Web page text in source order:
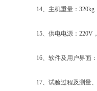
14、主机重量：320kg
15、供电电源：220V，
16、软件及用户界面：
17、试验过程及测量、